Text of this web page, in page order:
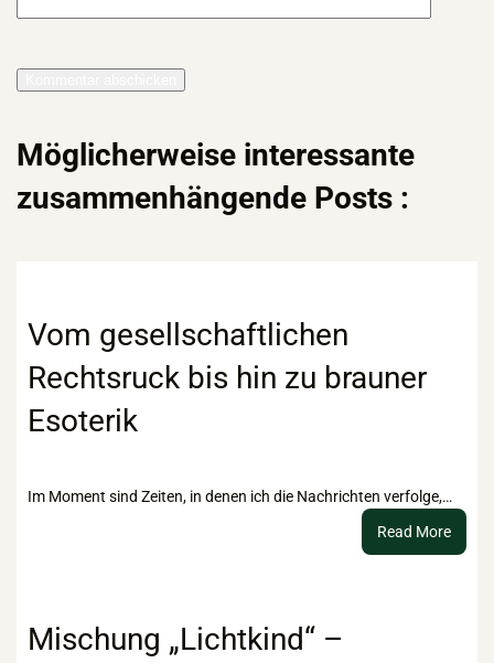
Möglicherweise interessante
zusammenhängende Posts :
Vom gesellschaftlichen
Rechtsruck bis hin zu brauner
Esoterik
Im Moment sind Zeiten, in denen ich die Nachrichten verfolge,…
Read More:
Vom
Mischung „Lichtkind“ –